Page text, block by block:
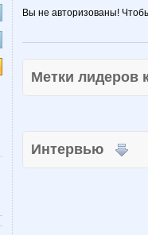
Вы не авторизованы!
Метки
Интервью